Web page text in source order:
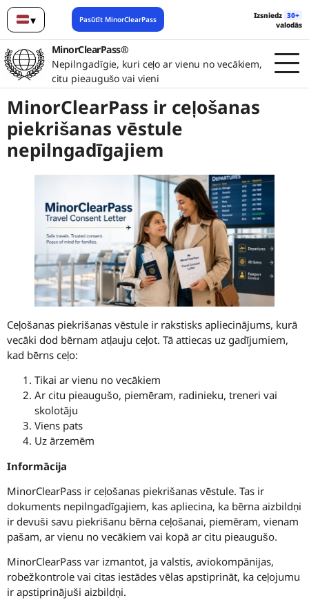
▾
Latviešu
Pasūtīt MinorClearPass Izsniedz 30+
valodās
MinorClearPass®
Nepilngadīgie, kuri ceļo ar vienu no vecākiem,
citu pieaugušo vai vieni
MinorClearPass ir ceļošanas
piekrišanas vēstule
nepilngadīgajiem
Ceļošanas piekrišanas vēstule ir rakstisks apliecinājums, kurā
vecāki dod bērnam atļauju ceļot. Tā attiecas uz gadījumiem,
kad bērns ceļo:
Tikai ar vienu no vecākiem
Ar citu pieaugušo, piemēram, radinieku, treneri vai
skolotāju
Viens pats
Uz ārzemēm
Informācija
MinorClearPass ir ceļošanas piekrišanas vēstule. Tas ir
dokuments nepilngadīgajiem, kas apliecina, ka bērna aizbildņi
ir devuši savu piekrišanu bērna ceļošanai, piemēram, vienam
pašam, ar vienu no vecākiem vai kopā ar citu pieaugušo.
MinorClearPass var izmantot, ja valstis, aviokompānijas,
robežkontrole vai citas iestādes vēlas apstiprināt, ka ceļojumu
ir apstiprinājuši aizbildņi.